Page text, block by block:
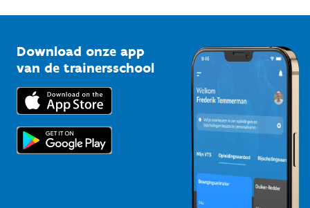
Bedrijven
Trainers en begeleiders
Topsporters
Vlaamse Trainersschool
Kennisplatform
Downloads
Voor de pers
Download onze app
van de trainersschool